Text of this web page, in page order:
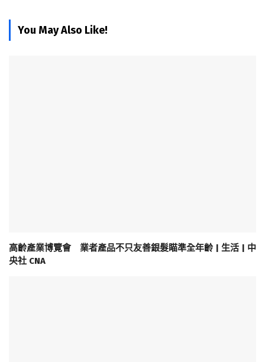
You May Also Like!
高齡產業博覽會 業者產品不只友善銀髮瞄準全年齡 | 生活 | 中
央社 CNA